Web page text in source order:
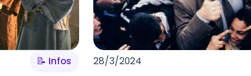
📝 Infos 28/3/2024